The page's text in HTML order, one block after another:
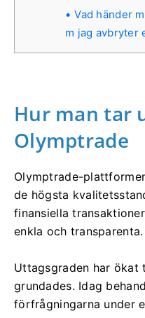
Vad händer
m jag avbryter
Hur man tar
Olymptrade
Olymptrade-
de högsta
finansiella
enkla och transparenta.
Uttagsgraden har
grundades. Idag
förfrågningarna under